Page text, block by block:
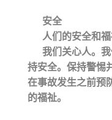
安全
人们的安全和
我们关心人。
持安全。保持警惕
在事故发生之前预
的福祉。